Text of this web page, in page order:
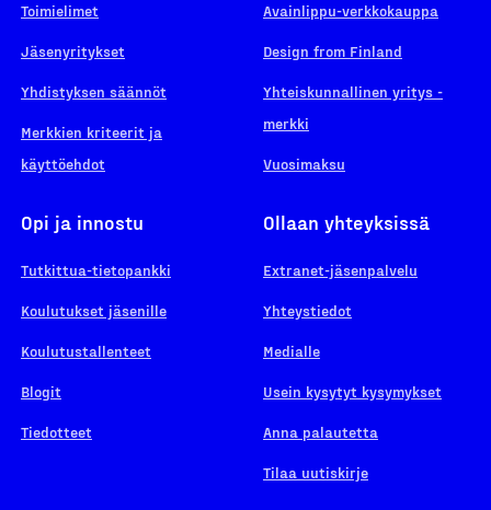
Toimielimet
Jäsenyritykset
Yhdistyksen säännöt
Merkkien kriteerit ja
käyttöehdot
Avainlippu-verkkokauppa
Design from Finland
Yhteiskunnallinen yritys -
merkki
Vuosimaksu
Opi ja innostu
Tutkittua-tietopankki
Koulutukset jäsenille
Koulutustallenteet
Blogit
Tiedotteet
Ollaan yhteyksissä
Extranet-jäsenpalvelu
Yhteystiedot
Medialle
Usein kysytyt kysymykset
Anna palautetta
Tilaa uutiskirje